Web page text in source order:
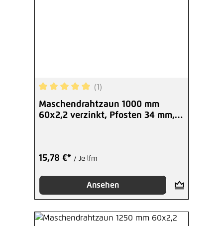
Durchschnittliche Bewertung von 5 von 5
(1)
Maschendrahtzaun 1000 mm
60x2,2 verzinkt, Pfosten 34 mm,
15,78 €* / Je lfm
Ansehen